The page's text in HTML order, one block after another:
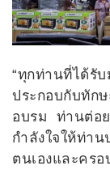
“ทุกท่านที่ได้รั
ประกอบกับทัก
อบรม ท่านต่อ
กำลังใจให้ท่าน
ตนเองและค